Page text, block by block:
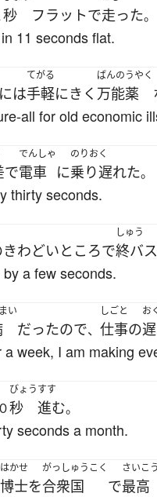
秒 フラットで走った。
11 seconds flat.
には
てがる
手軽にきく
ばんのうやく
万能薬
all for old economic
で
でんしゃ
電車 に
のりおく
乗り遅れた。
thirty seconds.
きわどいところで
しゅう
終バス
a few seconds.
い
だったので、
しごと
仕事の
お
week, I am making
びょう
秒
すす
進む。
seconds a month.
はかせ
博士を
がっしゅうこく
合衆国 で
さいこう
最高